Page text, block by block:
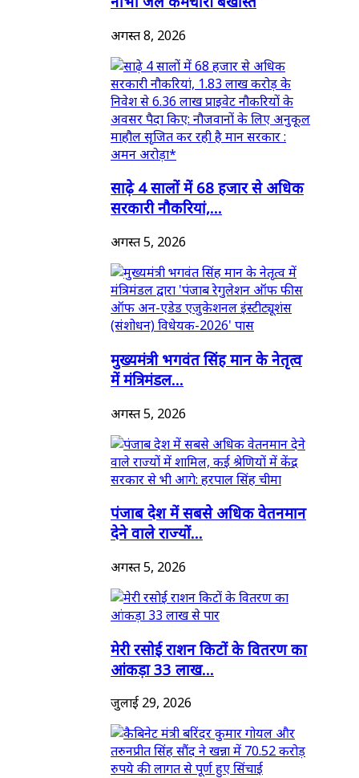
अगस्त 8, 2026
साढ़े 4 सालों में 68 हजार से अधिक
सरकारी नौकरियां,...
अगस्त 5, 2026
मुख्यमंत्री भगवंत सिंह मान के नेतृत्व
में मंत्रिमंडल...
अगस्त 5, 2026
पंजाब देश में सबसे अधिक वेतनमान
देने वाले राज्यों...
अगस्त 5, 2026
मेरी रसोई राशन किटों के वितरण का
आंकड़ा 33 लाख...
जुलाई 29, 2026